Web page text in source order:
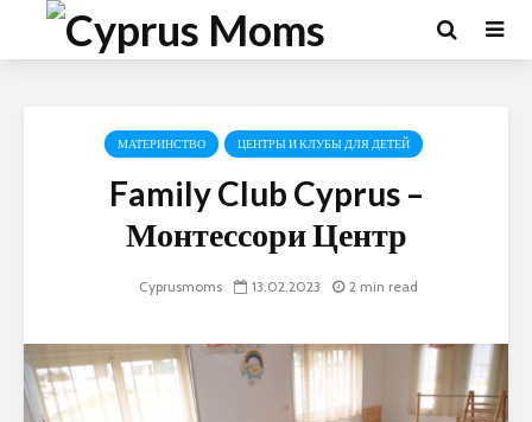
МАТЕРИНСТВО ЦЕНТРЫ И КЛУБЫ ДЛЯ ДЕТЕЙ
Family Club Cyprus –
Монтессори Центр
Cyprusmoms 13.02.2023 2 min read